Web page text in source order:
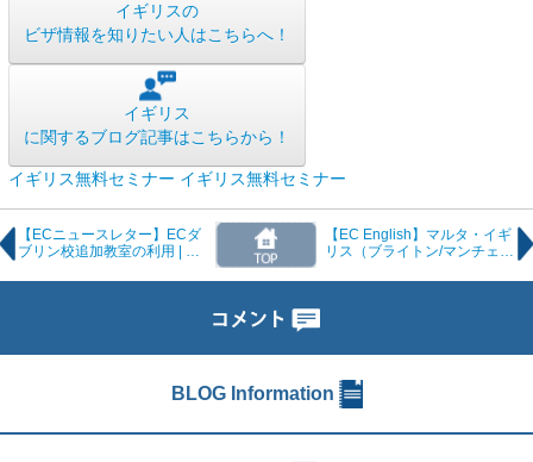
イギリスの
ビザ情報を知りたい人はこちらへ！
イギリス
に関するブログ記事はこちらから！
イギリス無料セミナー イギリス無料セミナー
【ECニュースレター】ECダ
ブリン校追加教室の利用 | ニ
ク時間割
【EC English】マルタ・イギ
リス（ブライトン/マンチェス
ご案内
BLOG Information